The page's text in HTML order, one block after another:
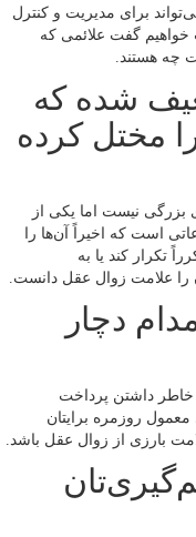
برای مدیریت و کنترل
خواهیم گفت علائمی که
چه هستند.
شده که
مختل کرده
نیست اما یکی از
است که اخیراً آن‌ها را
تکرار کند یا به
را علامت زوال عقل دانست.
دچار
خاطر داشتن پرداخت
معمول روزمره برایتان
بارزی از زوال عقل باشد.